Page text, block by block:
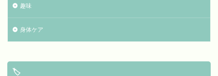
趣味
身体ケア
🏷